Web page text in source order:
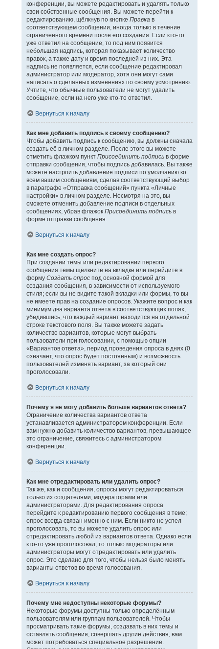
конференции, вы можете редактировать и удалять только
свои собственные сообщения. Вы можете перейти к
редактированию, щёлкнув по кнопке Правкав
соответствующем сообщении, иногда только в течение
ограниченного времени после его создания. Если кто-то
уже ответил на сообщение, то под ним появится
небольшая надпись, которая показывает количество
правок, а также дату и время последней из них. Эта
надпись не появляется, если сообщение редактировал
администратор или модератор, хотя они могут сами
написать о сделанных изменениях по своему усмотрению.
Учтите, что обычные пользователи не могут удалить
сообщение, если на него уже кто-то ответил.
Вернуться к началу
Как мне добавить подпись к своему сообщению?
Чтобы добавить подпись к сообщению, вы должны сначала
создать её в личном разделе. После этого вы можете
отметить флажком пункт Присоединить подписьв форме
отправки сообщения, чтобы подпись добавилась. Вы также
можете настроить добавление подписи по умолчанию ко
всем вашим сообщениям, сделав соответствующий выбор
в параграфе «Отправка сообщений» пункта «Личные
настройки» в личном разделе. Несмотря на это, вы
сможете отменить добавление подписи в отдельных
сообщениях, убрав флажок Присоединить подписьв
форме отправки сообщения.
Вернуться к началу
Как мне создать опрос?
При создании темы или редактировании первого
сообщения темы щёлкните на вкладке или перейдите в
форму Создать опроспод основной формой для
создания сообщения, в зависимости от используемого
стиля; если вы не видите такой вкладки или формы, то вы
не имеете прав на создание опросов. Укажите вопрос и как
минимум два варианта ответа в соответствующих полях,
убедившись, что каждый вариант находится на отдельной
строке текстового поля. Вы также можете задать
количество вариантов, которые могут выбрать
пользователи при голосовании, с помощью опции
«Вариантов ответа», период проведения опроса в днях (0
означает, что опрос будет постоянным) и возможность
пользователей изменять вариант, за который они
проголосовали.
Вернуться к началу
Почему я не могу добавить больше вариантов ответа?
Ограничение количества вариантов ответа
устанавливается администратором конференции. Если
вам нужно добавить количество вариантов, превышающее
это ограничение, свяжитесь с администратором
конференции.
Вернуться к началу
Как мне отредактировать или удалить опрос?
Так же, как и сообщения, опросы могут редактироваться
только их создателями, модераторами или
администраторами. Для редактирования опроса
перейдите к редактированию первого сообщения в теме;
опрос всегда связан именно с ним. Если никто не успел
проголосовать, то вы можете удалить опрос или
отредактировать любой из вариантов ответа. Однако если
кто-то уже проголосовал, то только модераторы или
администраторы могут отредактировать или удалить
опрос. Это сделано для того, чтобы нельзя было менять
варианты ответов во время голосования.
Вернуться к началу
Почему мне недоступны некоторые форумы?
Некоторые форумы доступны только определённым
пользователям или группам пользователей. Чтобы
просматривать такие форумы, создавать в них темы и
оставлять сообщения, совершать другие действия, вам
может потребоваться специальное разрешение.